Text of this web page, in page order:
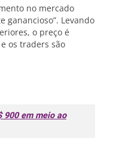
no mercado
ganancioso”. Levando
o preço é
os traders são
900 em meio ao